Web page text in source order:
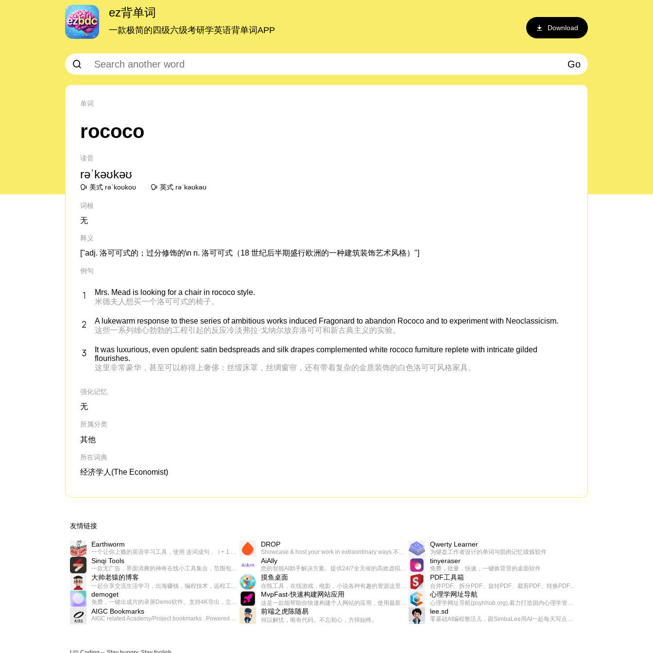
ez背单词
一款极简的四级六级考研学英语背单词APP Download
Go
单词
rococo
读音
rəˈkəʊkəʊ
美式 rəˈkoʊkoʊ 英式 rəˈkəʊkəʊ
词根
无
释义
["adj. 洛可可式的；过分修饰的\n n. 洛可可式（18 世纪后半期盛行欧洲的一种建筑装饰艺术风格）"]
例句
Mrs. Mead is looking for a chair in rococo style.
米德夫人想买一个洛可可式的椅子。
A lukewarm response to these series of ambitious works induced Fragonard to abandon Rococo and to experiment with Neoclassicism.
这些一系列雄心勃勃的工程引起的反应冷淡弗拉·戈纳尔放弃洛可可和新古典主义的实验。
It was luxurious, even opulent: satin bedspreads and silk drapes complemented white rococo furniture replete with intricate gilded
flourishes.
这里非常豪华，甚至可以称得上奢侈：丝缎床罩，丝绸窗帘，还有带着复杂的金质装饰的白色洛可可风格家具。
强化记忆
无
所属分类
其他
所在词典
经济学人(The Economist)
友情链接
Earthworm
一个让你上瘾的英语学习工具，使用 连词成句 、 i + 1 、 以终为始等学习理论来帮助你习得英语，通过不断的重复形成肌肉记忆，最重要的是 游戏化 的形式让学习英语从此不再痛苦
DROP
Showcase & host your work in extraordinary ways.不限速文件分享，托管，建站平台
Qwerty Learner
为键盘工作者设计的单词与肌肉记忆锻炼软件
Sinqi Tools
一款无广告，界面清爽的神奇在线小工具集合，范围包括但不限于：开发，设计，日常生活等
AiAlly
您的智能AI助手解决方案。提供24/7全天候的高效虚拟员工服务，助力个人和组织提升生产力、激发创新潜能。
tinyeraser
免费，批量，快速，一键换背景的桌面软件
大帅老猿的博客
一起分享交流生活学习，出海赚钱，编程技术，远程工作，优秀产品等相关话题。希望大家都能有所收获。
摸鱼桌面
在线工具，在线游戏，电影，小说各种有趣的资源这里都有
PDF工具箱
合并PDF、拆分PDF、旋转PDF、裁剪PDF、转换PDF、加密PDF、解密PDF、PDF加水印等多种PDF处理功能
demoget
免费，一键出成片的录屏Demo软件。支持4K导出，立即下载使用。
MvpFast-快速构建网站应用
这是一款能帮助你快速构建个人网站的应用，使用最新的前端技术栈，集成登录、鉴权、手机、邮箱、数据库、博客、文章、支付等等网站所需要的功能，你只需要花几个小时开发你的核心功能就可以上线，一次购买，永久拥有
心理学网址导航
心理学网址导航(psyhhub.org),着力打造国内心理学资源平台，是一个心理学网址资源大全，提供心理学学习,心理学考研,英语自学,计算机自学等众多学习内容。
AIGC Bookmarks
AIGC related Academy/Project bookmarks . Powered by Notion AI (Claude, ChatGPT).
前端之虎陈随易
何以解忧，唯有代码。不忘初心，方得始终。
lee.sd
零基础AI编程整活儿，跟SimbaLee用AI一起每天写点儿好玩儿的！iSay中每天还会有鲜吐槽、财经快讯、抽奖福利。喜欢就在页面“点赞”，不喜欢可以“点呸”喔！